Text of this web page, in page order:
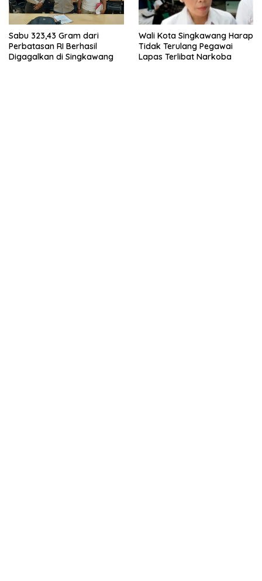
Sabu 323,43 Gram dari
Perbatasan RI Berhasil
Digagalkan di Singkawang
Wali Kota Singkawang Harap
Tidak Terulang Pegawai
Lapas Terlibat Narkoba